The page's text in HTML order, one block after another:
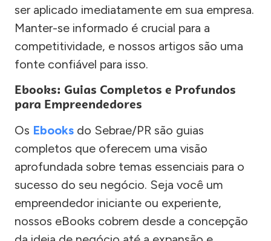
ser aplicado imediatamente em sua empresa.
Manter-se informado é crucial para a
competitividade, e nossos artigos são uma
fonte confiável para isso.
Ebooks: Guias Completos e Profundos
para Empreendedores
Os Ebooks do Sebrae/PR são guias
completos que oferecem uma visão
aprofundada sobre temas essenciais para o
sucesso do seu negócio. Seja você um
empreendedor iniciante ou experiente,
nossos eBooks cobrem desde a concepção